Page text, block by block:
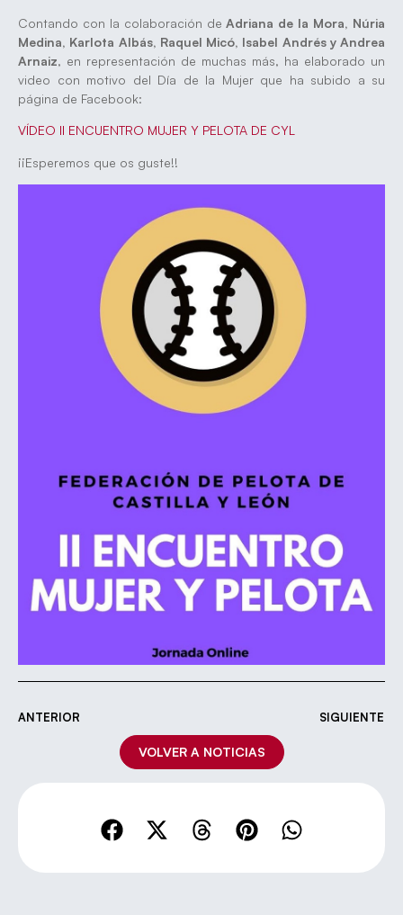
Contando con la colaboración deAdriana de la Mora, Núria
Medina, Karlota Albás, Raquel Micó, Isabel Andrés y Andrea
Arnaiz, en representación de muchas más, ha elaborado un
video con motivo del Día de la Mujer que ha subido a su
página de Facebook:
VÍDEO II ENCUENTRO MUJER Y PELOTA DE CYL
¡¡Esperemos que os guste!!
ANTERIOR SIGUIENTE
VOLVER A NOTICIAS